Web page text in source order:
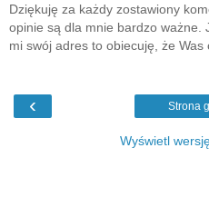
Dziękuję za każdy zostawiony
opinie są dla mnie bardzo ważne.
mi swój adres to obiecuję, że Was
‹ Strona
Wyświetl